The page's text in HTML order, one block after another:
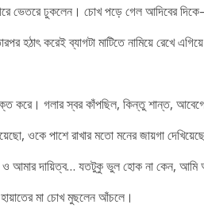
ধীরে ভেতরে ঢুকলেন। চোখ পড়ে গেল আদিবের
হঠাৎ করেই ব্যাগটা মাটিতে নামিয়ে রেখে
করে। গলার স্বর কাঁপছিল, কিন্তু শান্ত,
ওকে পাশে রাখার মতো মনের জায়গা
আমার দায়িত্ব… যতটুকু ভুল হোক না কেন, আমি
মা চোখ মুছলেন আঁচলে।